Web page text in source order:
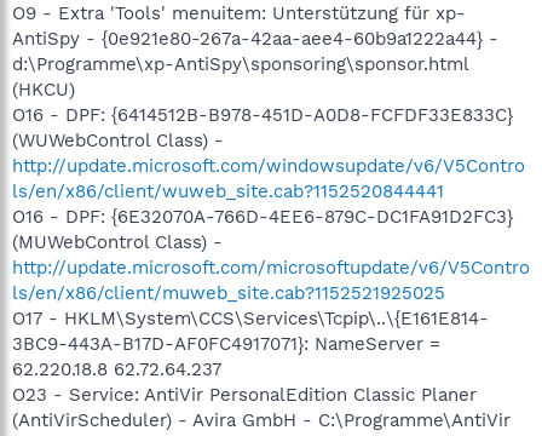
O9 - Extra 'Tools' menuitem: Unterstützung für xp-
AntiSpy - {0e921e80-267a-42aa-aee4-60b9a1222a44} -
d:\Programme\xp-AntiSpy\sponsoring\sponsor.html
(HKCU)
O16 - DPF: {6414512B-B978-451D-A0D8-FCFDF33E833C}
(WUWebControl Class) -
http://update.microsoft.com/windowsupdate/v6/V5Contro
ls/en/x86/client/wuweb_site.cab?1152520844441
O16 - DPF: {6E32070A-766D-4EE6-879C-DC1FA91D2FC3}
(MUWebControl Class) -
http://update.microsoft.com/microsoftupdate/v6/V5Contro
ls/en/x86/client/muweb_site.cab?1152521925025
O17 - HKLM\System\CCS\Services\Tcpip\..\{E161E814-
3BC9-443A-B17D-AF0FC4917071}: NameServer =
62.220.18.8 62.72.64.237
O23 - Service: AntiVir PersonalEdition Classic Planer
(AntiVirScheduler) - Avira GmbH - C:\Programme\AntiVir